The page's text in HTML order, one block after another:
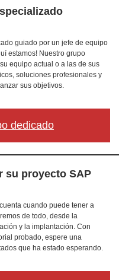
guiado por un jefe de equipo
estamos! Nuestro grupo
equipo actual o a las de sus
soluciones profesionales y
sus objetivos.
dedicado
su proyecto SAP
cuando puede tener a
de todo, desde la
y la implantación. Con
probado, espere una
que ha estado esperando.